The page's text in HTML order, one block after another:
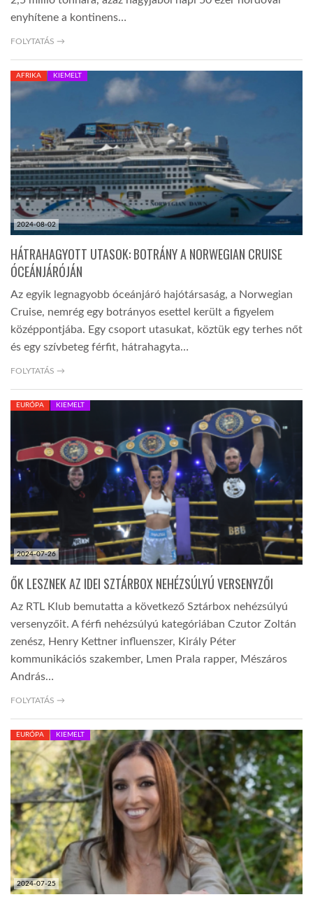
enyhítene a kontinens…
FOLYTATÁS →
2024-08-02
AFRIKA KIEMELT
HÁTRAHAGYOTT UTASOK: BOTRÁNY A NORWEGIAN CRUISE
ÓCEÁNJÁRÓJÁN
Az egyik legnagyobb óceánjáró hajótársaság, a Norwegian
Cruise, nemrég egy botrányos esettel került a figyelem
középpontjába. Egy csoport utasukat, köztük egy terhes nőt
és egy szívbeteg férfit, hátrahagyta…
FOLYTATÁS →
2024-07-26
EURÓPA KIEMELT
ŐK LESZNEK AZ IDEI SZTÁRBOX NEHÉZSÚLYÚ VERSENYZŐI
Az RTL Klub bemutatta a következő Sztárbox nehézsúlyú
versenyzőit. A férfi nehézsúlyú kategóriában Czutor Zoltán
zenész, Henry Kettner influenszer, Király Péter
kommunikációs szakember, Lmen Prala rapper, Mészáros
András…
FOLYTATÁS →
2024-07-25
EURÓPA KIEMELT